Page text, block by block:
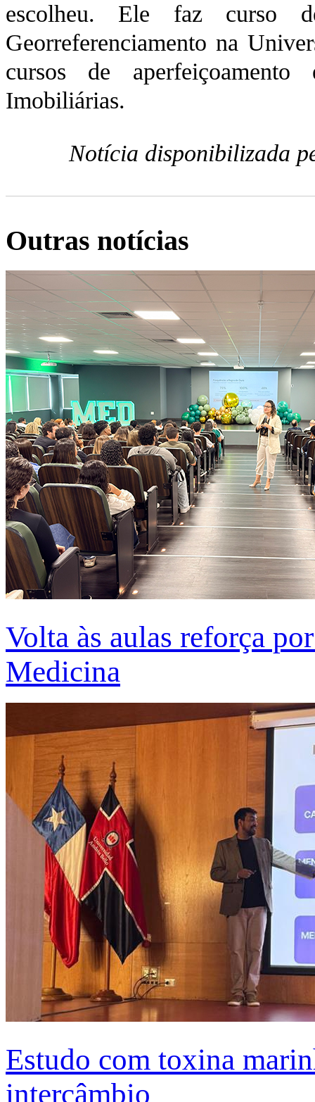
escolheu. Ele faz curso
Georreferenciamento na
cursos de
Imobiliárias.
Notícia disponibilizada
Outras notícias
Volta às aulas reforça
Medicina
Estudo com toxina
intercâmbio